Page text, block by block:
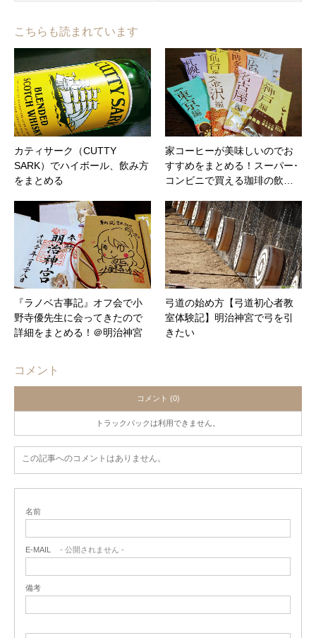
こちらも読まれています
カティサーク（CUTTY
SARK）でハイボール、飲み方
をまとめる
家コーヒーが美味しいのでお
すすめをまとめる！スーパー･
コンビニで買える珈琲の飲…
『ラノベ古事記』オフ会で小
野寺優先生に会ってきたので
詳細をまとめる！＠明治神宮
弓道の始め方【弓道初心者教
室体験記】明治神宮で弓を引
きたい
コメント
コメント (0)
トラックバックは利用できません。
この記事へのコメントはありません。
名前
E-MAIL - 公開されません -
備考